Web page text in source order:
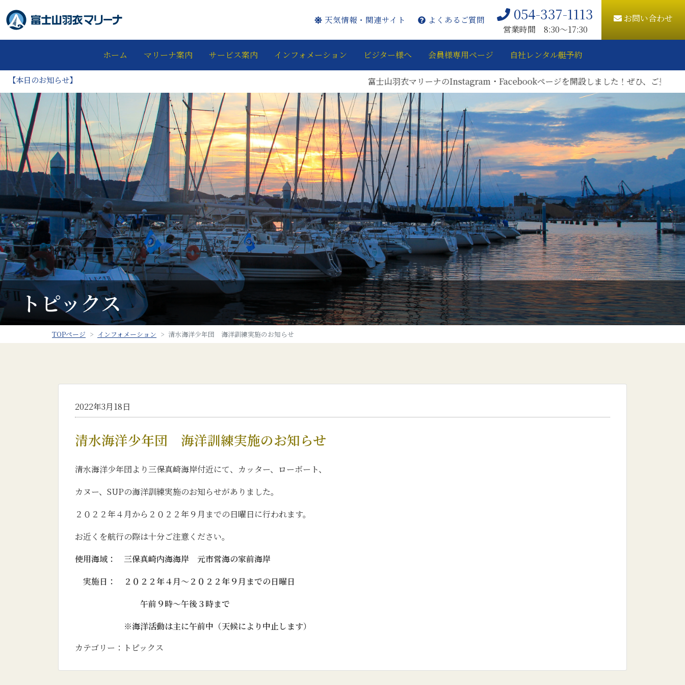
天気情報・関連サイト よくあるご質問 054-337-1113
営業時間 8:30〜17:30
お問い合わせ
ホーム マリーナ案内 サービス案内 インフォメーション ビジター様へ 会員様専用ページ 自社レンタル艇予約
【本日のお知らせ】 富士山羽衣マリーナのInstagram・Facebookページを開設しました！ぜひ、ご登録をお願い
トピックス
TOPページ インフォメーション 清水海洋少年団 海洋訓練実施のお知らせ
2022年3月18日
清水海洋少年団 海洋訓練実施のお知らせ
清水海洋少年団より三保真崎海岸付近にて、カッター、ローボート、
カヌー、SUPの海洋訓練実施のお知らせがありました。
２０２２年４月から２０２２年９月までの日曜日に行われます。
お近くを航行の際は十分ご注意ください。
使用海域： 三保真崎内海海岸 元市営海の家前海岸
実施日： ２０２２年４月～２０２２年９月までの日曜日
午前９時～午後３時まで
※海洋活動は主に午前中（天候により中止します）
カテゴリー： トピックス